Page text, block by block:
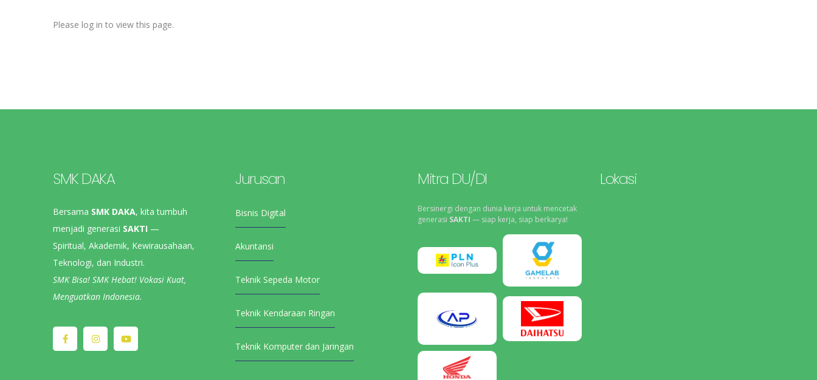
Please log in to view this page.
SMK DAKA
Bersama SMK DAKA, kita tumbuh
menjadi generasi SAKTI —
Spiritual, Akademik, Kewirausahaan,
Teknologi, dan Industri.
SMK Bisa! SMK Hebat! Vokasi Kuat,
Menguatkan Indonesia.
Jurusan
Bisnis Digital
Akuntansi
Teknik Sepeda Motor
Teknik Kendaraan Ringan
Teknik Komputer dan Jaringan
Mitra DU/DI
Bersinergi dengan dunia kerja untuk mencetak
generasi SAKTI — siap kerja, siap berkarya!
Lokasi